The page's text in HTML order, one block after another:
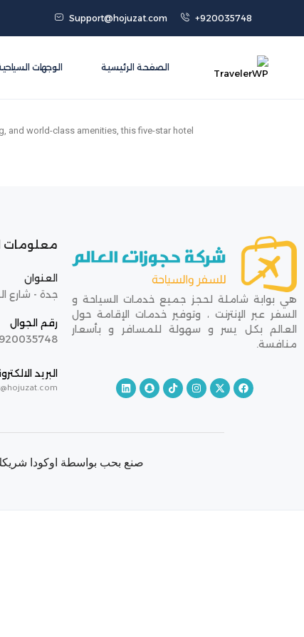
+920035748
Support@hojuzat.com
الصفحة الرئيسية الوجهات
and world-class amenities, this five-star hotel
هي بوابة شاملة لحجز جميع خدمات السياحة و
السفر عبر الإنترنت ، وتوفير خدمات الإقامة حول
العالم بكل يسر و سهولة للمسافر و بأسعار
منافسة.
معلومات
العنوان
جدة - شارع
رقم الجوال
920035748
البريد
صنع بحب بواسطة اوكودا